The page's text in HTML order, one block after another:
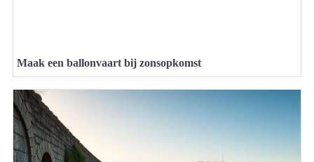
Maak een ballonvaart bij zonsopkomst